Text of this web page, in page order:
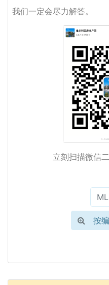
我们一定会尽力解答。
立刻扫描微信
按